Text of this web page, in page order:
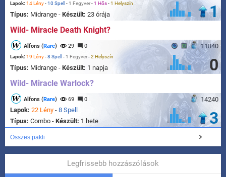
Lapok: 14 Lény-10 Spell - 1 Fegyver-1 Hős-1 Helyszín
Típus: Midrange - Készült: 23 órája 1
Wild- Miracle Death Knight?
11840
Alfons (Rare) 29 0
Lapok: 19 Lény-8 Spell - 1 Fegyver-2 Helyszín
Típus: Midrange - Készült: 1 napja 0
Wild- Miracle Warlock?
14240
Alfons (Rare) 69 0
Lapok: 22 Lény - 8 Spell
Típus: Combo - Készült: 1 hete 3
Összes pakli
Legfrissebb hozzászólások